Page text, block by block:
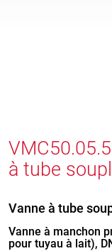
à tube
Vanne à tube
Vanne à manchon
pour tuyau à lait),